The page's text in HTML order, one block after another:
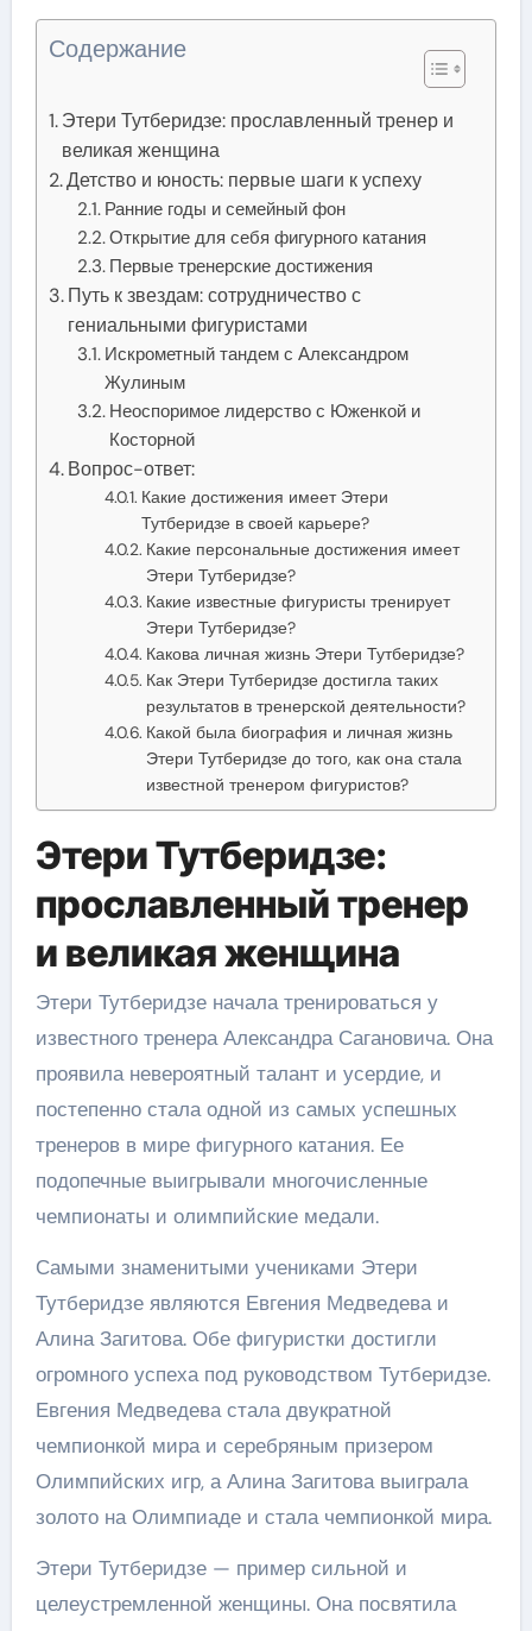
Содержание
Этери Тутберидзе: прославленный тренер и
великая женщина
Детство и юность: первые шаги к успеху
Ранние годы и семейный фон
Открытие для себя фигурного катания
Первые тренерские достижения
Путь к звездам: сотрудничество с
гениальными фигуристами
Искрометный тандем с Александром
Жулиным
Неоспоримое лидерство с Юженкой и
Косторной
Вопрос-ответ:
Какие достижения имеет Этери
Тутберидзе в своей карьере?
Какие персональные достижения имеет
Этери Тутберидзе?
Какие известные фигуристы тренирует
Этери Тутберидзе?
Какова личная жизнь Этери Тутберидзе?
Как Этери Тутберидзе достигла таких
результатов в тренерской деятельности?
Какой была биография и личная жизнь
Этери Тутберидзе до того, как она стала
известной тренером фигуристов?
Этери Тутберидзе:
прославленный тренер
и великая женщина
Этери Тутберидзе начала тренироваться у
известного тренера Александра Сагановича. Она
проявила невероятный талант и усердие, и
постепенно стала одной из самых успешных
тренеров в мире фигурного катания. Ее
подопечные выигрывали многочисленные
чемпионаты и олимпийские медали.
Самыми знаменитыми учениками Этери
Тутберидзе являются Евгения Медведева и
Алина Загитова. Обе фигуристки достигли
огромного успеха под руководством Тутберидзе.
Евгения Медведева стала двукратной
чемпионкой мира и серебряным призером
Олимпийских игр, а Алина Загитова выиграла
золото на Олимпиаде и стала чемпионкой мира.
Этери Тутберидзе — пример сильной и
целеустремленной женщины. Она посвятила